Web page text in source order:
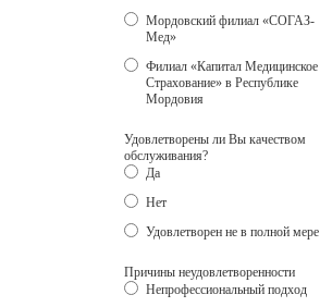
Мордовский филиал «СОГАЗ-
Мед»
Филиал «Капитал Медицинское
Страхование» в Республике
Мордовия
Удовлетворены ли Вы качеством
обслуживания?
Да
Нет
Удовлетворен не в полной мере
Причины неудовлетворенности
Непрофессиональный подход